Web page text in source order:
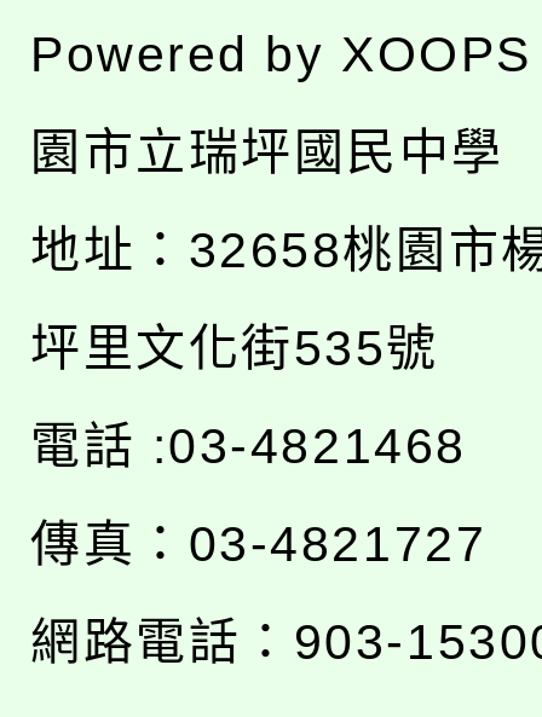
Powered by XOOPS
園市立瑞坪國民中學
地址： 32658桃園市
坪里文化街535號
電話 :03-4821468
傳真：03-4821727
網路電話：903-